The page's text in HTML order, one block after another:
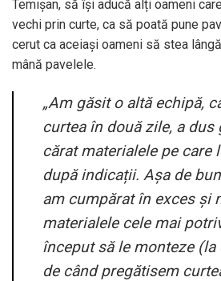
Temișan, să își aducă alți oameni
vechi prin curte, ca să poată pune
cerut ca aceiași oameni să stea
mână pavelele.
„Am găsit o altă echipă,
curtea în două zile, a dus
cărat materialele pe care
după indicații. Așa de
am cumpărat în exces și
materialele cele mai
început să le monteze (la
de când pregătisem